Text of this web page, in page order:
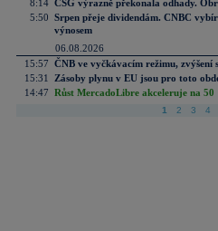
8:14 CSG výrazně překonala odhady.
5:50 Srpen přeje dividendám. CNBC
výnosem
06.08.2026
15:57 ČNB ve vyčkávacím režimu, zvýšení
15:31
Zásoby plynu v EU jsou pro toto
14:47 Růst MercadoLibre akceleruje na
1 2 3 4